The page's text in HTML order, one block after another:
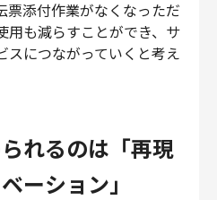
票添付作業がなくなっただ
用も減らすことができ、サ
スにつながっていくと考え
れるのは「再現
ーション」